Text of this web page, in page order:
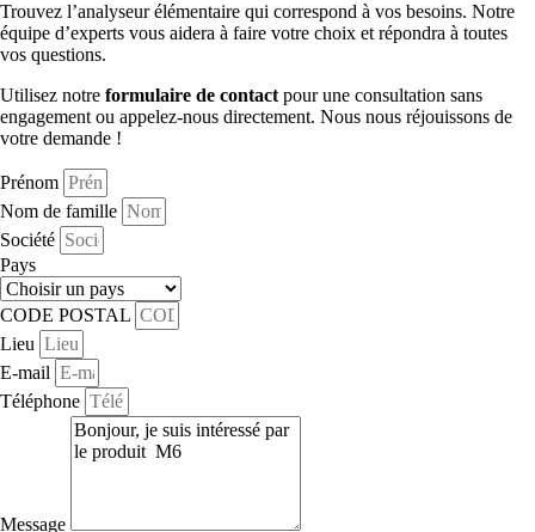
Trouvez l’analyseur élémentaire qui correspond à vos besoins. Notre
équipe d’experts vous aidera à faire votre choix et répondra à toutes
vos questions.
Utilisez notre formulaire de contact pour une consultation sans
engagement ou appelez-nous directement. Nous nous réjouissons de
votre demande !
Prénom
Nom de famille
Société
Pays
CODE POSTAL
Lieu
E-mail
Téléphone
Message